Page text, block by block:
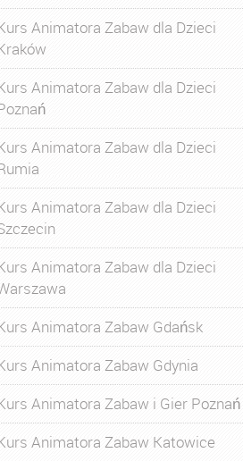
Animatora Czasu Wolnego,
Animatora Zabaw dla Dzieci
Animatora Zabaw dla Dzieci
Animatora Zabaw dla Dzieci
Animatora Zabaw dla Dzieci
Animatora Zabaw dla Dzieci
Animatora Zabaw Gdańsk
Animatora Zabaw Gdynia
Animatora Zabaw i Gier Poznań
Animatora Zabaw Katowice